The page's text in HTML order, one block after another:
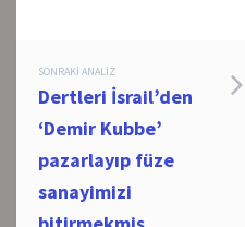
Post
navigation
SONRAKI ANALIZ
Dertleri İsrail’den
‘Demir Kubbe’
pazarlayıp füze
sanayimizi